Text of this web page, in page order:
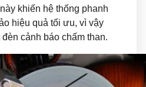
khiến hệ thống phanh
hiệu quả tối ưu, vì vậy
cảnh báo chấm than.